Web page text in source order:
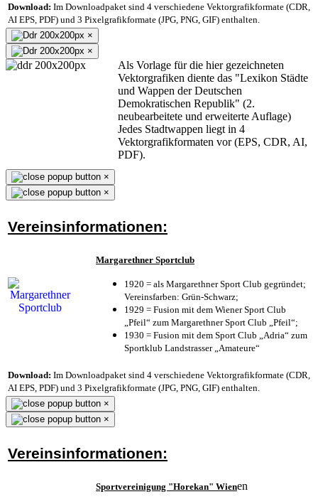
Download: Im Downloadpaket sind 4 verschiedene Vektorgrafikformate (CDR,
AI EPS, PDF) und 3 Pixelgrafikformate (JPG, PNG, GIF) enthalten.
×
×
Als Vorlage für die hier gezeichneten
Vektorgrafiken diente das "Lexikon Städte
und Wappen der Deutschen
Demokratischen Republik" (2.
neubearbeitete und erweiterte Auflage)
Jedes Stadtwappen liegt in 4
Vektorgrafikformaten vor (EPS, CDR, AI,
PDF).
×
×
Vereinsinformationen:
Margarethner Sportclub
1920 = als Margarethner Sport Club gegründet;
Vereinsfarben: Grün-Schwarz;
1929 = Fusion mit dem Wiener Sport Club
„Pfeil“ zum Margarethner Sport Club „Pfeil“;
1930 = Fusion mit dem Sport Club „Adria“ zum
Sportklub Landstrasser „Amateure“
Download: Im Downloadpaket sind 4 verschiedene Vektorgrafikformate (CDR,
AI EPS, PDF) und 3 Pixelgrafikformate (JPG, PNG, GIF) enthalten.
×
×
Vereinsinformationen:
Sportvereinigung "Horekan" Wienen